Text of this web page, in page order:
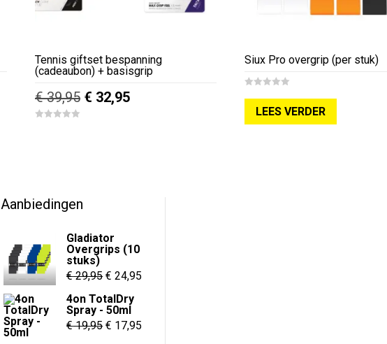
Tennis giftset bespanning
(cadeaubon) + basisgrip
€39,95 Oorspronkelijke
€ 32,95Huidige
Siux Pro overgrip (per stuk)
o
LEES VERDER
Aanbiedingen
Gladiator
Overgrips (10
stuks)
€29,95 Oorspronkelijke
prijs
was:
€ 29,95.
€ 24,95
4on TotalDry
Spray - 50ml
€19,95 Oorspronkelijke
€ 17,95